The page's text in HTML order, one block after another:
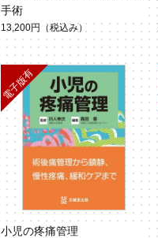
手術
13,200円 （税込み）
小児の疼痛管理